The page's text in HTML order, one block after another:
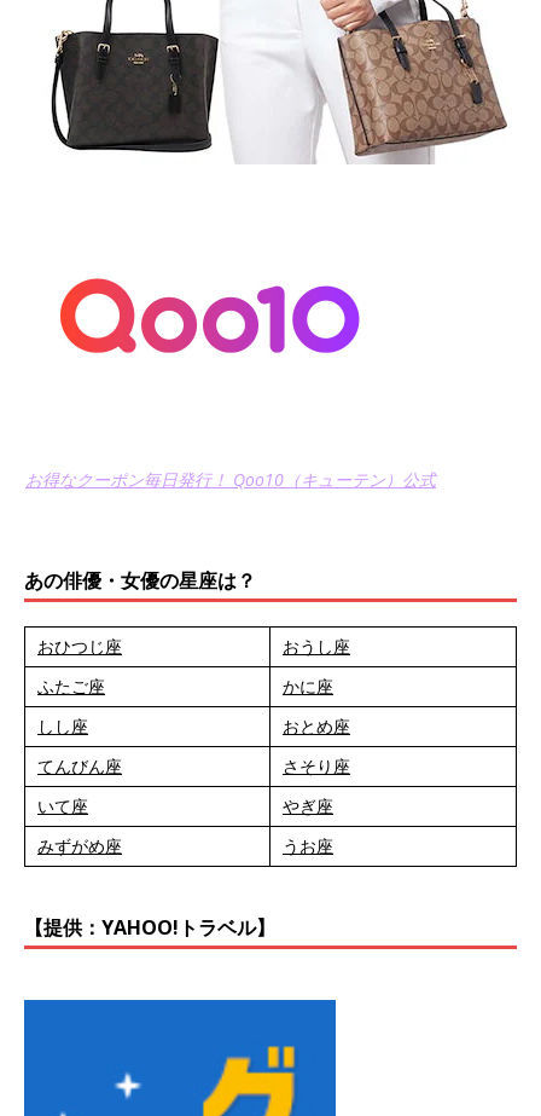
お得なクーポン毎日発行！ Qoo10（キューテン）公式
あの俳優・女優の星座は？
おひつじ座
おうし座
ふたご座
かに座
しし座
おとめ座
てんびん座
さそり座
いて座
やぎ座
みずがめ座
うお座
【提供：YAHOO!トラベル】